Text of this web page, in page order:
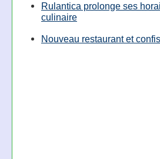
Rulantica prolonge ses
culinaire
Nouveau restaurant et